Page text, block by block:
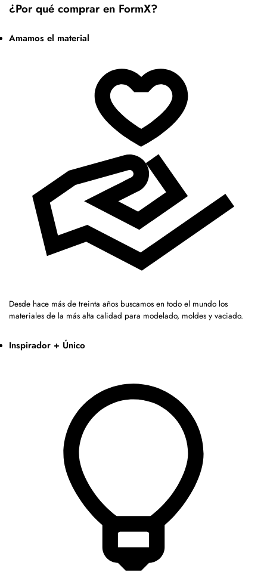
¿Por qué comprar en FormX?
Amamos el material
Desde hace más de treinta años buscamos en todo el mundo los
materiales de la más alta calidad para modelado, moldes y vaciado.
Inspirador + Único